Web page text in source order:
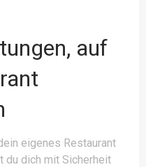
auf
eigenes Restaurant
du dich mit Sicherheit